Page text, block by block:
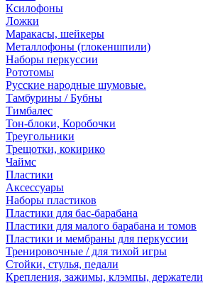
Ксилофоны
Ложки
Маракасы, шейкеры
Металлофоны (глокеншпили)
Наборы перкуссии
Рототомы
Русские народные шумовые.
Тамбурины / Бубны
Тимбалес
Тон-блоки, Коробочки
Треугольники
Трещотки, кокирико
Чаймс
Пластики
Аксессуары
Наборы пластиков
Пластики для бас-барабана
Пластики для малого барабана и томов
Пластики и мембраны для перкуссии
Тренировочные / для тихой игры
Стойки, стулья, педали
Крепления, зажимы, клэмпы, держатели